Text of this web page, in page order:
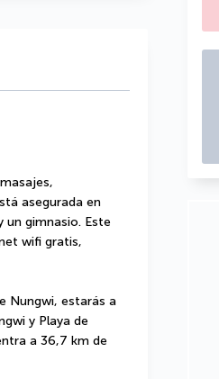
asegurada en
un gimnasio. Este
wifi gratis,
Nungwi, estarás a
y Playa de
a 36,7 km de